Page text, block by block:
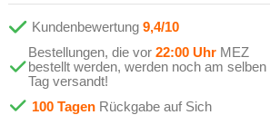
Kundenbewertung 9,4/10
Bestellungen, die vor 22:00 Uhr MEZ
bestellt werden, werden noch am selben
Tag versandt!
100 Tagen Rückgabe auf Sich